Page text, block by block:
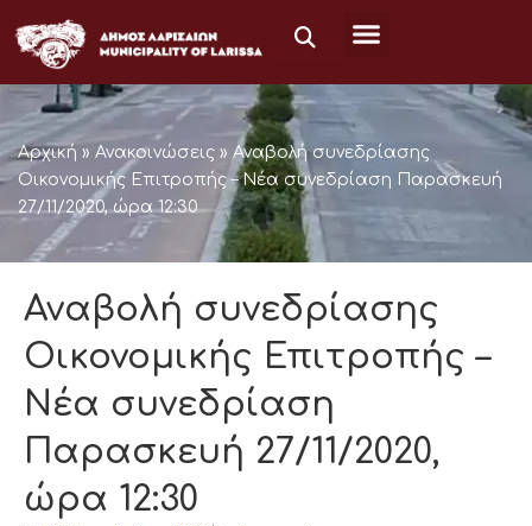
στο
περιεχόμενο
Αρχική » Ανακοινώσεις » Αναβολή συνεδρίασης
Οικονομικής Επιτροπής – Νέα συνεδρίαση Παρασκευή
27/11/2020, ώρα 12:30
Αναβολή συνεδρίασης
Οικονομικής Επιτροπής –
Νέα συνεδρίαση
Παρασκευή 27/11/2020,
ώρα 12:30